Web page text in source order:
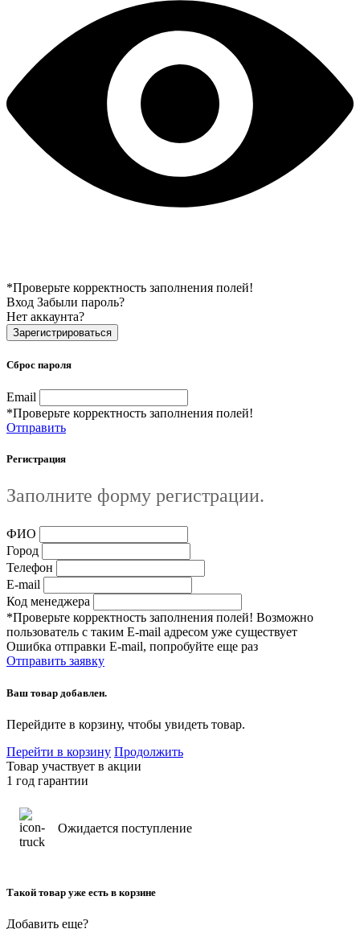
*Проверьте корректность заполнения полей!
Вход Забыли пароль?
Нет аккаунта?
Зарегистрироваться
Сброс пароля
Email
*Проверьте корректность заполнения полей!
Отправить
Регистрация
Заполните форму регистрации.
ФИО
Город
Телефон
E-mail
Код менеджера
*Проверьте корректность заполнения полей! Возможно
пользователь с таким E-mail адресом уже существует
Ошибка отправки E-mail, попробуйте еще раз
Отправить заявку
Ваш товар добавлен.
Перейдите в корзину, чтобы увидеть товар.
Перейти в корзину Продолжить
Товар участвует в акции
1 год гарантии
Ожидается поступление
Такой товар уже есть в корзине
Добавить еще?